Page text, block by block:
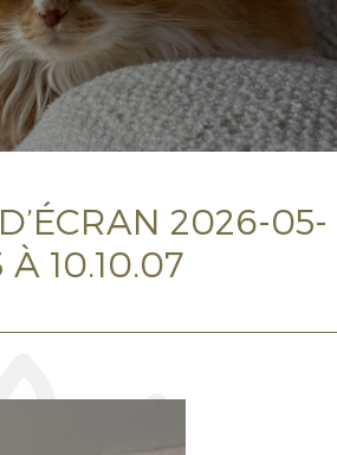
2026-05-
À 10.10.07